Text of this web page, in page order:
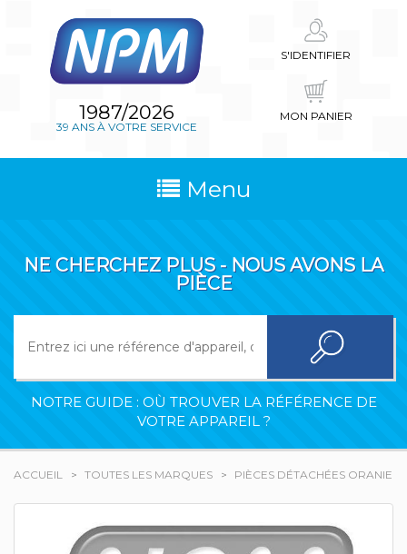
1987/2026
39 ANS À VOTRE SERVICE
S'IDENTIFIER
MON PANIER
Menu
NE CHERCHEZ PLUS - NOUS AVONS LA
PIÈCE
NOTRE GUIDE : OÙ TROUVER LA RÉFÉRENCE DE
VOTRE APPAREIL ?
ACCUEIL TOUTES LES MARQUES PIÈCES DÉTACHÉES ORANIER